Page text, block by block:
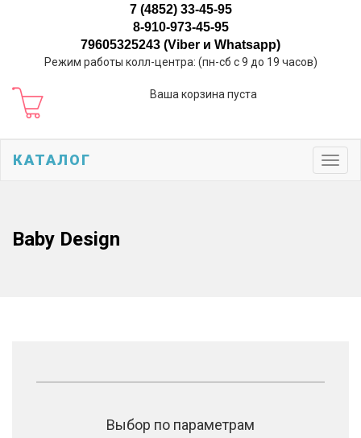
7 (4852) 33-45-95
8-910-973-45-95
79605325243 (Viber и Whatsapp)
Режим работы колл-центра: (пн-сб с 9 до 19 часов)
Ваша корзина пуста
КАТАЛОГ
Baby Design
Выбор по параметрам